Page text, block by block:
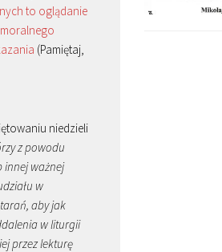
to oglądanie
(Pamiętaj,
niedzieli
z powodu
innej ważnej
w
aby jak
w liturgii
przez lekturę